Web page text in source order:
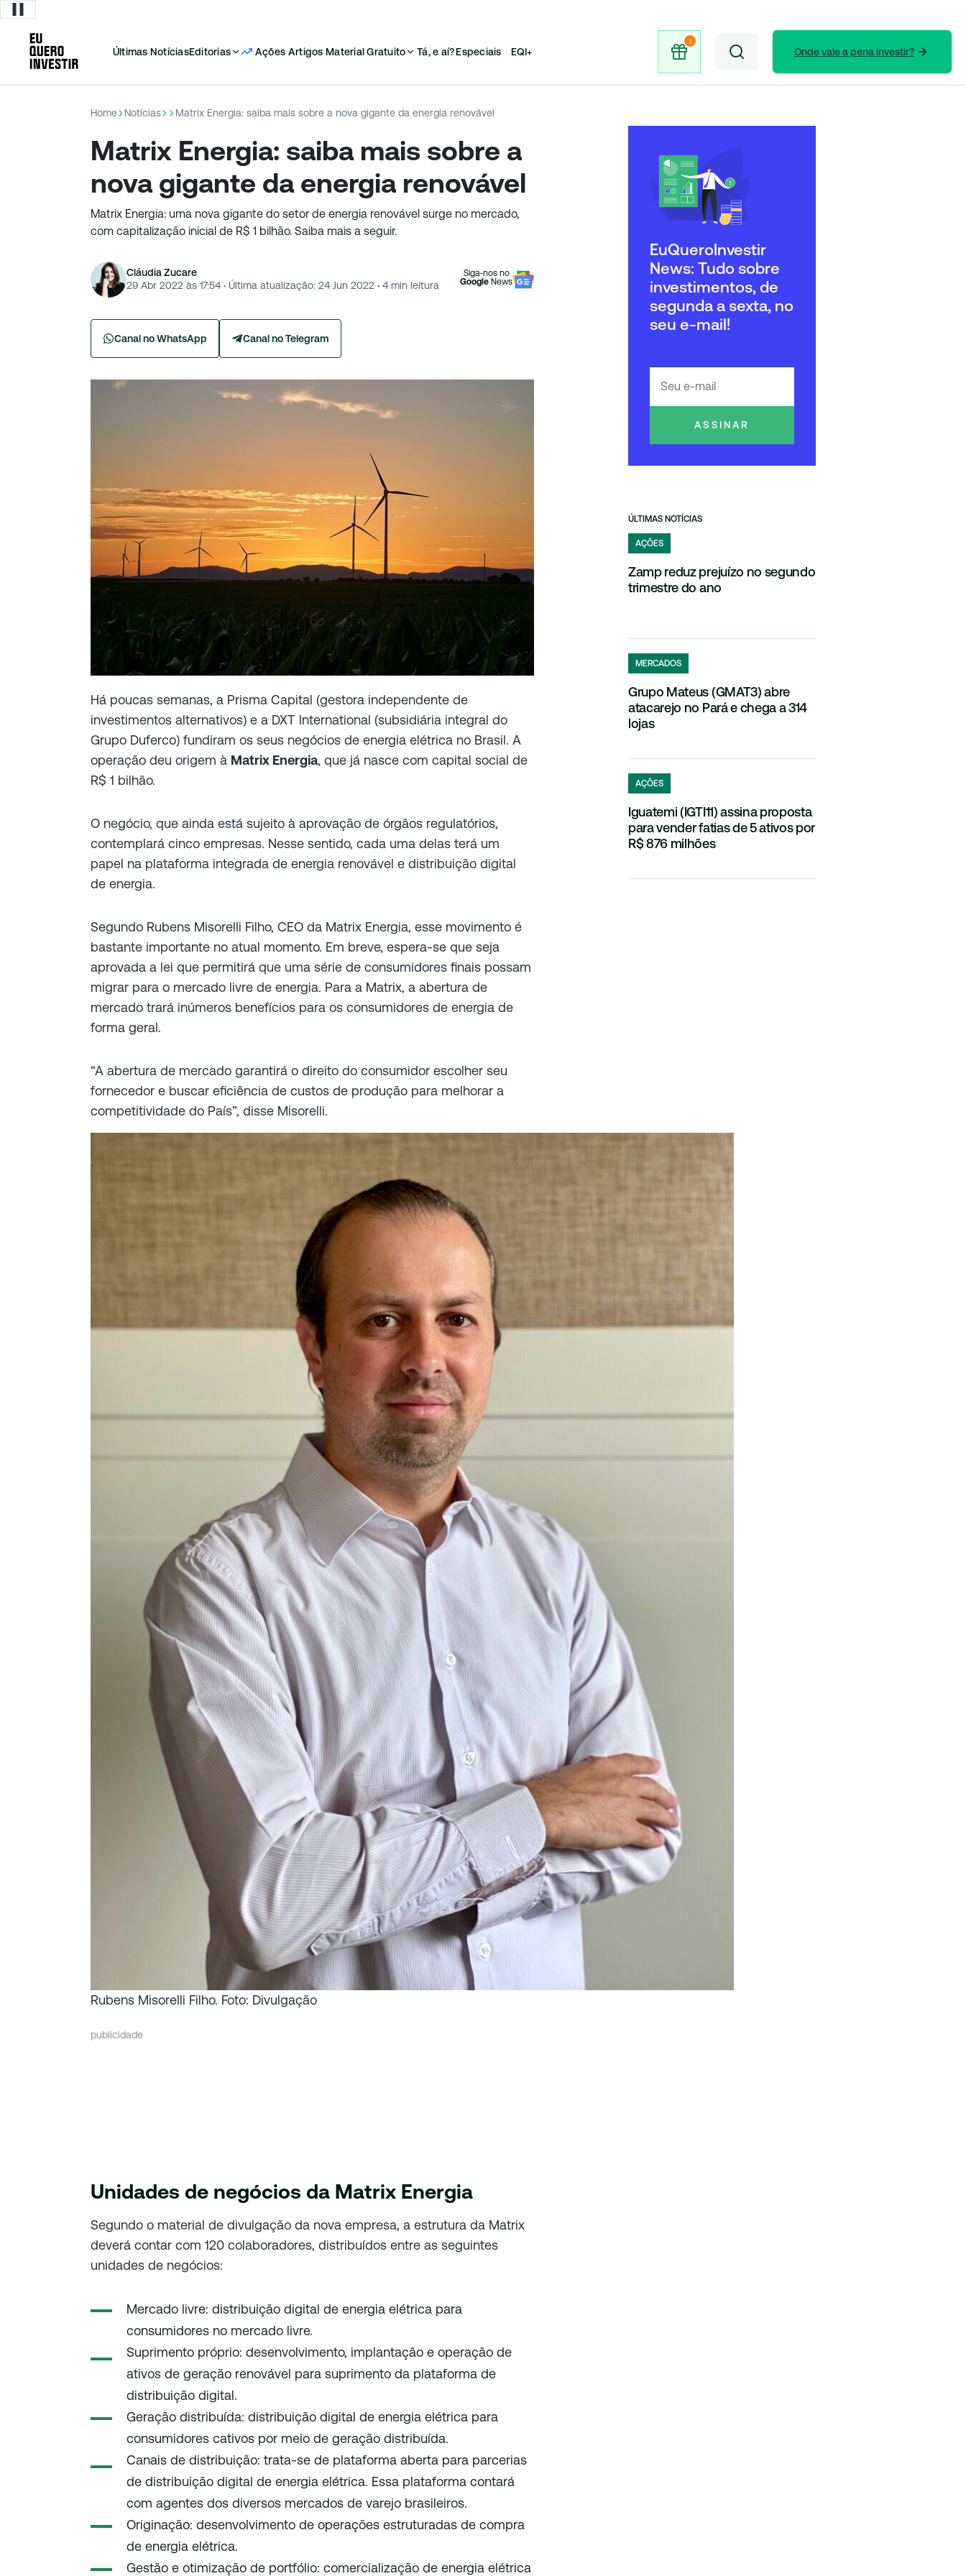
Últimas NotíciasEditorias Ações Artigos Material Gratuito Tá, e aí?Especiais EQI+ Onde vale a pena investir?
Home Notícias Matrix Energia: saiba mais sobre a nova gigante da energia renovável
Matrix Energia: saiba mais sobre a
nova gigante da energia renovável
Matrix Energia: uma nova gigante do setor de energia renovável surge no mercado,
com capitalização inicial de R$ 1 bilhão. Saiba mais a seguir.
Cláudia Zucare
29 Abr 2022 às 17:54 · Última atualização: 24 Jun 2022 · 4min leitura
Siga-nos no
Google News
Canal no WhatsApp Canal no Telegram
Há poucas semanas, a Prisma Capital (gestora independente de
investimentos alternativos) e a DXT International (subsidiária integral do
Grupo Duferco) fundiram os seus negócios de energia elétrica no Brasil. A
operação deu origem à Matrix Energia, que já nasce com capital social de
R$ 1 bilhão.
O negócio, que ainda está sujeito à aprovação de órgãos regulatórios,
contemplará cinco empresas. Nesse sentido, cada uma delas terá um
papel na plataforma integrada de energia renovável e distribuição digital
de energia.
Segundo Rubens Misorelli Filho, CEO da Matrix Energia, esse movimento é
bastante importante no atual momento. Em breve, espera-se que seja
aprovada a lei que permitirá que uma série de consumidores finais possam
migrar para o mercado livre de energia. Para a Matrix, a abertura de
mercado trará inúmeros benefícios para os consumidores de energia de
forma geral.
“A abertura de mercado garantirá o direito do consumidor escolher seu
fornecedor e buscar eficiência de custos de produção para melhorar a
competitividade do País”, disse Misorelli.
Rubens Misorelli Filho. Foto: Divulgação
publicidade
Unidades de negócios da Matrix Energia
Segundo o material de divulgação da nova empresa, a estrutura da Matrix
deverá contar com 120 colaboradores, distribuídos entre as seguintes
unidades de negócios:
Mercado livre: distribuição digital de energia elétrica para
consumidores no mercado livre.
Suprimento próprio: desenvolvimento, implantação e operação de
ativos de geração renovável para suprimento da plataforma de
distribuição digital.
Geração distribuída: distribuição digital de energia elétrica para
consumidores cativos por meio de geração distribuída.
Canais de distribuição: trata-se de plataforma aberta para parcerias
de distribuição digital de energia elétrica. Essa plataforma contará
com agentes dos diversos mercados de varejo brasileiros.
Originação: desenvolvimento de operações estruturadas de compra
de energia elétrica.
Gestão e otimização de portfólio: comercialização de energia elétrica
EuQueroInvestir
News: Tudo sobre
investimentos, de
segunda a sexta, no
seu e-mail!
ASSINAR
ÚLTIMAS NOTÍCIAS
AÇÕES
Zamp reduz prejuízo no segundo
trimestre do ano
MERCADOS
Grupo Mateus (GMAT3) abre
atacarejo no Pará e chega a 314
lojas
AÇÕES
Iguatemi (IGTI11) assina proposta
para vender fatias de 5 ativos por
R$ 876 milhões